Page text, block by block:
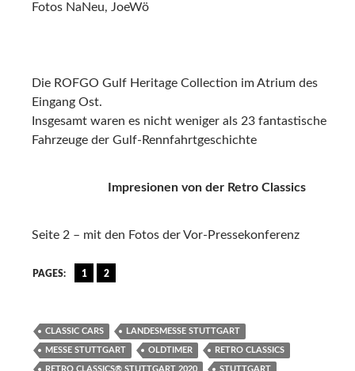
Fotos NaNeu, JoeWö
Die ROFGO Gulf Heritage Collection im Atrium des
Eingang Ost.
Insgesamt waren es nicht weniger als 23 fantastische
Fahrzeuge der Gulf-Rennfahrtgeschichte
Impresionen von der Retro Classics
Seite 2 – mit den Fotos der Vor-Pressekonferenz
PAGES: 1 2
CLASSIC CARS LANDESMESSE STUTTGART
MESSE STUTTGART OLDTIMER RETRO CLASSICS
RETRO CLASSICS® STUTTGART 2020 STUTTGART